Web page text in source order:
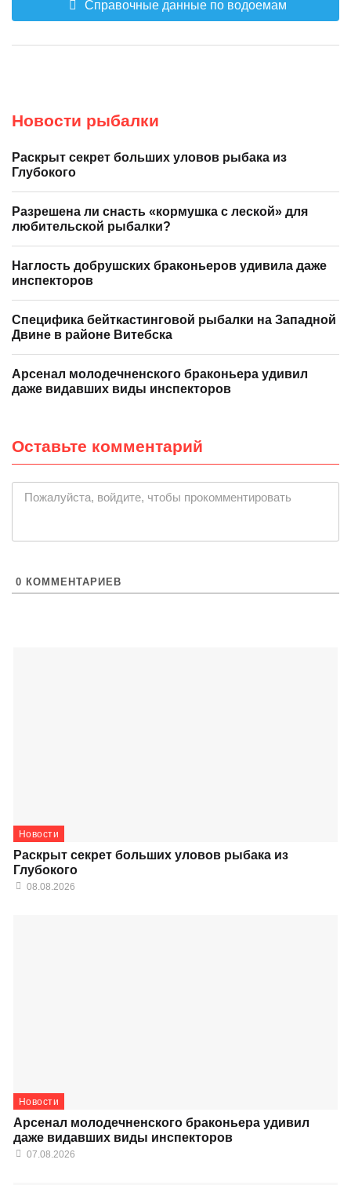
Справочные данные по водоемам
Новости рыбалки
Раскрыт секрет больших уловов рыбака из
Глубокого
Разрешена ли снасть «кормушка с леской» для
любительской рыбалки?
Наглость добрушских браконьеров удивила даже
инспекторов
Специфика бейткастинговой рыбалки на Западной
Двине в районе Витебска
Арсенал молодечненского браконьера удивил
даже видавших виды инспекторов
Оставьте комментарий
Пожалуйста, войдите, чтобы прокомментировать
0 КОММЕНТАРИЕВ
Новости
Раскрыт секрет больших уловов рыбака из
Глубокого
08.08.2026
Новости
Арсенал молодечненского браконьера удивил
даже видавших виды инспекторов
07.08.2026